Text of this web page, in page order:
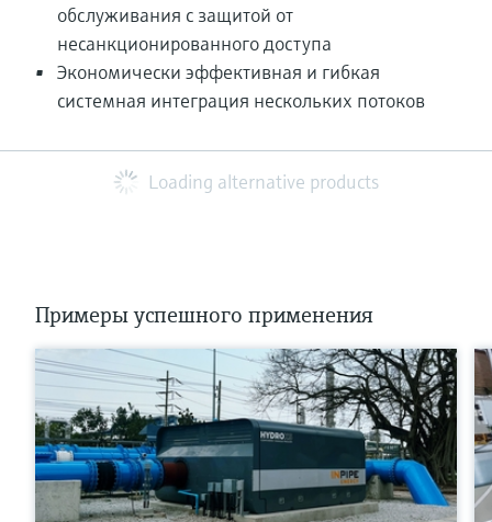
обслуживания с защитой от
несанкционированного доступа
Экономически эффективная и гибкая
системная интеграция нескольких потоков
Loading alternative products
Примеры успешного применения